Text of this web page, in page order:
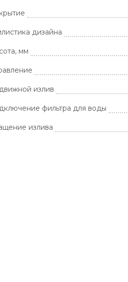
дизайна
мм
излив
фильтра для воды
излива